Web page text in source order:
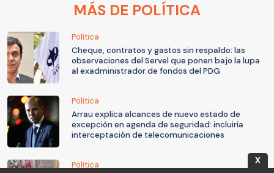
MÁS DE POLÍTICA
Política
Cheque, contratos y gastos sin respaldo: las
observaciones del Servel que ponen bajo la lupa
al exadministrador de fondos del PDG
Política
Arrau explica alcances de nuevo estado de
excepción en agenda de seguridad: incluiría
interceptación de telecomunicaciones
Política
X